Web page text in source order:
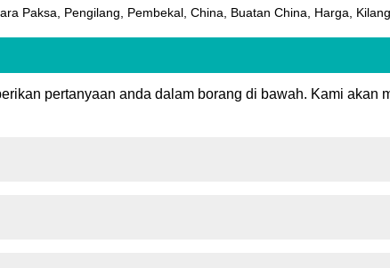
Paksa, Pengilang, Pembekal, China, Buatan China, Harga, Kilang
pertanyaan anda dalam borang di bawah. Kami akan